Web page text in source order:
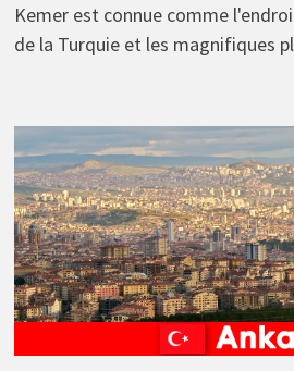
Kemer est connue comme
de la Turquie et les magnifiques